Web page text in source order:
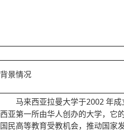
背景情况
马来西亚拉曼大学于2002 年成
西亚第一所由华人创办的大学，它
国民高等教育受教机会，推动国家发